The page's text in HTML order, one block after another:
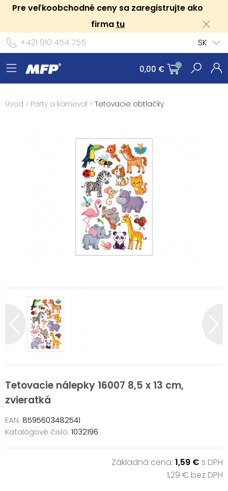
Pre veľkoobchodné ceny sa zaregistrujte ako
firma tu
+421 910 454 755
SK
0,00 €
Úvod > Party a karneval > Tetovacie obtlačky
Tetovacie nálepky 16007 8,5 x 13 cm,
zvieratká
EAN: 8595603482541
Katalógové čislo: 1032196
Základná cena: 1,59 € s DPH
1,29 € bez DPH